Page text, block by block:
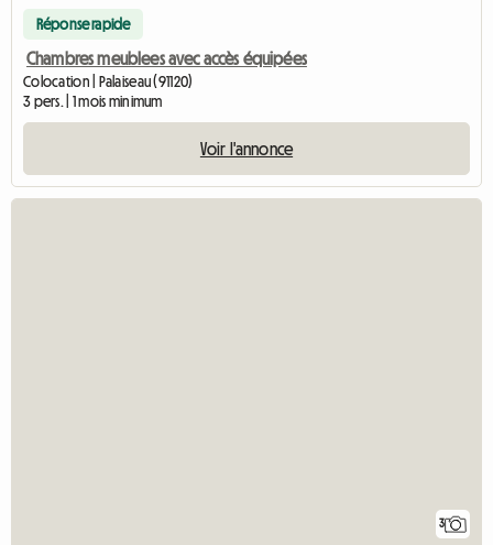
Réponse rapide
Chambres meublees avec accès équipées
Colocation | Palaiseau (91120)
3 pers. | 1 mois minimum
Voir l'annonce
3